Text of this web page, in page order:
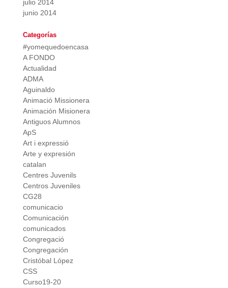
julio 2014
junio 2014
Categorías
#yomequedoencasa
A FONDO
Actualidad
ADMA
Aguinaldo
Animació Missionera
Animación Misionera
Antiguos Alumnos
ApS
Art i expressió
Arte y expresión
catalan
Centres Juvenils
Centros Juveniles
CG28
comunicacio
Comunicación
comunicados
Congregació
Congregación
Cristóbal López
CSS
Curso19-20